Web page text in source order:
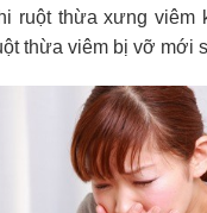
ruột thừa xưng viêm
thừa viêm bị vỡ mới